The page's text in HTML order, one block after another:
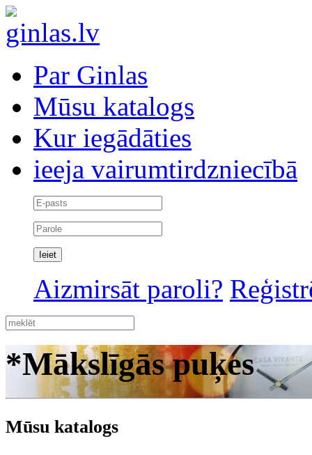
Par Ginlas
Mūsu katalogs
Kur iegādāties
ieeja vairumtirdzniecībā
Aizmirsāt paroli?
*Mākslīgās puķes
Mūsu katalogs